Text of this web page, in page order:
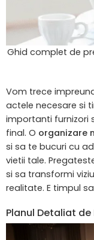
Ghid complet de
Vom trece
actele necesare si
importanti furnizori
final. O organizare
si sa te bucuri cu
vietii tale.
si sa transformi
realitate. E timpul
Planul Detaliat